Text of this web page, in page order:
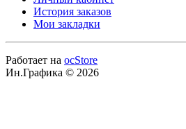
История заказов
Мои закладки
Работает на ocStore
Ин.Графика © 2026